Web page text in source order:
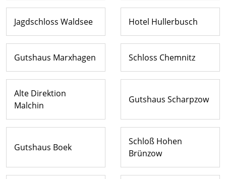
Jagdschloss Waldsee Hotel Hullerbusch
Gutshaus Marxhagen Schloss Chemnitz
Alte Direktion
Malchin
Gutshaus Scharpzow
Gutshaus Boek
Schloß Hohen
Brünzow